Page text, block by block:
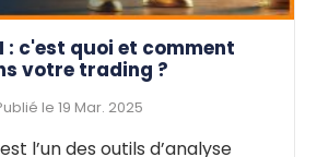
: c'est quoi et comment
votre trading ?
le 19 Mar. 2025
l’un des outils d’analyse